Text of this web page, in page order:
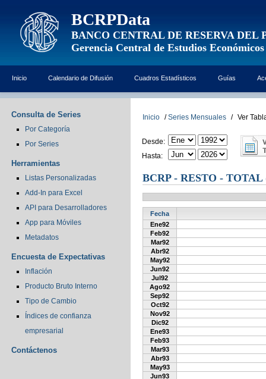
BCRPData
BANCO CENTRAL DE RESERVA DEL
Gerencia Central de Estudios Económicos
Inicio Calendario de Difusión Cuadros Estadísticos Guías
Consulta de Series
Por Categoría
Por Series
Herramientas
Listas Personalizadas
Add-In para Excel
API para Desarrolladores
App para Móviles
Metadatos
Encuesta de Expectativas
Inflación
Producto Bruto Interno
Tipo de Cambio
Índices de confianza
empresarial
Contáctenos
Inicio / Series Mensuales / Ver
Desde:
Hasta:
BCRP - RESTO -
Fecha
Ene92
Feb92
Mar92
Abr92
May92
Jun92
Jul92
Ago92
Sep92
Oct92
Nov92
Dic92
Ene93
Feb93
Mar93
Abr93
May93
Jun93